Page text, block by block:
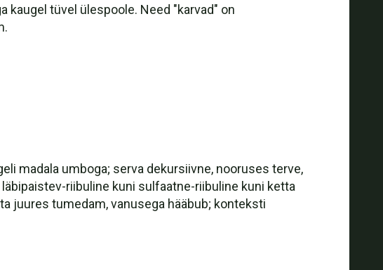
kaugel tüvel ülespoole. Need "karvad" on
madala umboga; serva dekursiivne, nooruses terve,
riibuline kuni sulfaatne-riibuline kuni ketta
juures tumedam, vanusega hääbub; konteksti